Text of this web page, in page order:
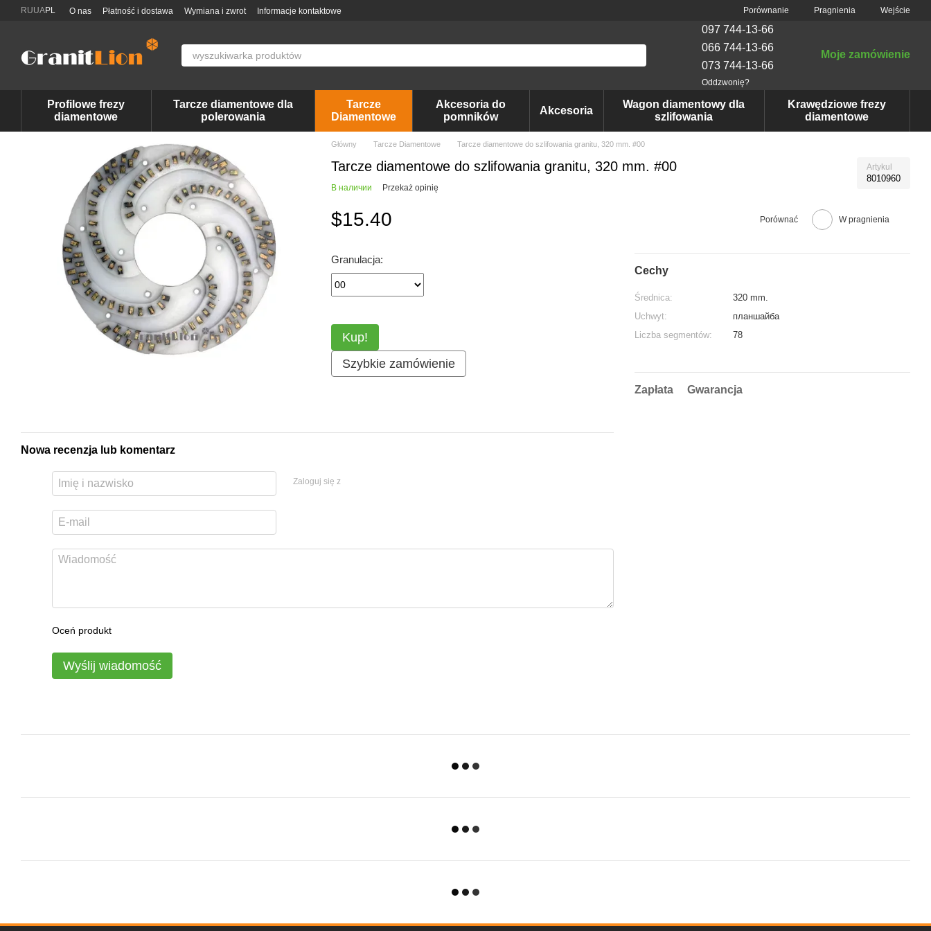
Przejdź do głównej treści
RUUAPL O nas Płatność i dostawa Wymiana i zwrot Informacje kontaktowe Porównanie Pragnienia Wejście
097 744-13-66
066 744-13-66
073 744-13-66
Oddzwonię?
Moje zamówienie
Profilowe frezy
diamentowe
Tarcze diamentowe dla
polerowania
Tarcze
Diamentowe
Akcesoria do
pomników
Akcesoria
Wagon diamentowy dla
szlifowania
Krawędziowe frezy
diamentowe
Główny Tarcze Diamentowe Tarcze diamentowe do szlifowania granitu, 320 mm. #00
Tarcze diamentowe do szlifowania granitu, 320 mm. #00 Artykul
8010960
В наличии Przekaż opinię
$15.40 Porównać W pragnienia
Granulacja:
Kup!
Szybkie zamówienie
Cechy
Średnica:
320 mm.
Uchwyt:
планшайба
Liczba segmentów:
78
Zapłata Gwarancja
Nowa recenzja lub komentarz
Zaloguj się z
Oceń produkt
Wyślij wiadomość